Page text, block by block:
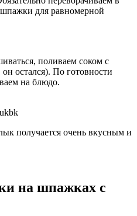
шпажки для равномерной
поливаем соком с
остался). По готовности
на блюдо.
получается очень вкусным и
на шпажках с